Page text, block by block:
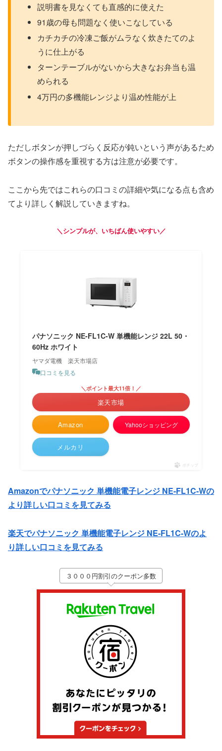
説明書を見なくても直感的に使えた
91歳の母も問題なく使いこなしている
カチカチの冷凍ご飯がムラなく炊きたてのよ
うに仕上がる
ターンテーブルがないから大きなお弁当も温
められる
4万円の多機能レンジより温め性能が上
ただしボタンが押しづらく反応が鈍いという声があるため
ボタンの操作感を重視する方は注意が必要です。
ここから先ではこれらの口コミの詳細や気になる点も含め
てより詳しく解説していきますね。
＼シンプルが、いちばん使いやすい／
パナソニック NE-FL1C-W 単機能レンジ 22L 50・
60Hz ホワイト
ヤマダ電機 楽天市場店
口コミを見る
Amazon
＼ポイント最大11倍！／
楽天市場
Yahooショッピング
メルカリ
ポチップ
Amazonでパナソニック 単機能電子レンジ NE-FL1C-Wの
より詳しい口コミを見てみる
楽天でパナソニック 単機能電子レンジ NE-FL1C-Wのよ
り詳しい口コミを見てみる
３０００円割引のクーポン多数